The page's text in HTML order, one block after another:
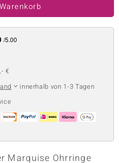
/5.00
€
innerhalb von 1-3 Tagen
Marquise Ohrringe